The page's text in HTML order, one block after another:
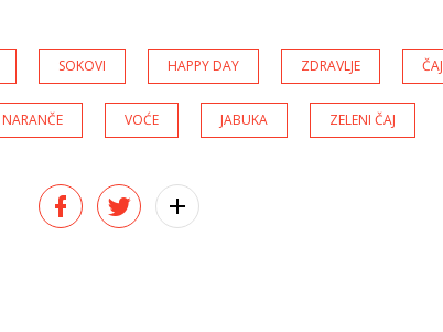
SOKOVI HAPPY DAY ZDRAVLJE ČAJ
NARANČE VOĆE JABUKA ZELENI ČAJ